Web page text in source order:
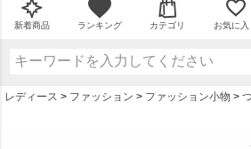
新着商品 ランキング カテゴリ お気に入
レディース ファッション ファッション小物